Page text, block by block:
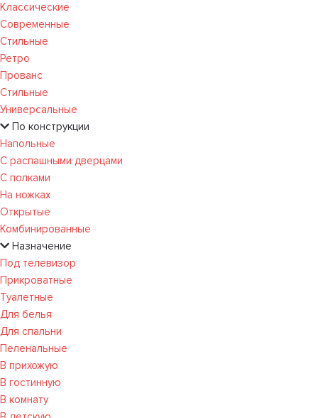
Классические
Современные
Стильные
Ретро
Прованс
Стильные
Универсальные
По конструкции
Напольные
С распашными дверцами
С полками
На ножках
Открытые
Комбинированные
Назначение
Под телевизор
Прикроватные
Туалетные
Для белья
Для спальни
Пеленальные
В прихожую
В гостинную
В комнату